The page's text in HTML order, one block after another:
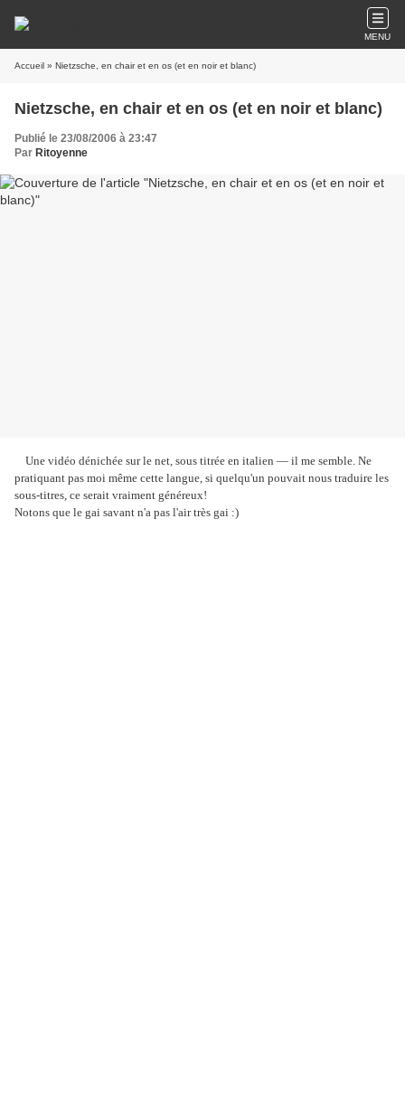
MENU
Accueil » Nietzsche, en chair et en os (et en noir et blanc)
Nietzsche, en chair et en os (et en noir et blanc)
Publié le 23/08/2006 à 23:47
Par Ritoyenne
Une vidéo dénichée sur le net, sous titrée en italien — il me semble. Ne
pratiquant pas moi même cette langue, si quelqu'un pouvait nous traduire les
sous-titres, ce serait vraiment généreux!
Notons que le gai savant n'a pas l'air très gai :)